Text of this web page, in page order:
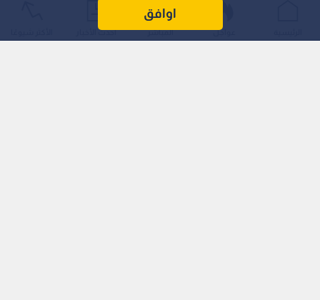
اوافق
بعنوان "المفرق.. عروس البادية ودورها في بناء السردية الأردنية".
عواجل المباشر أحدث الأخبار